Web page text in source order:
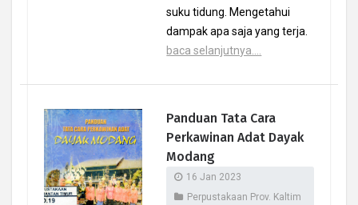
suku tidung. Mengetahui
dampak apa saja yang terja.
baca selanjutnya....
Panduan Tata Cara
Perkawinan Adat Dayak
Modang
16 Jan 2023
Perpustakaan Prov. Kaltim